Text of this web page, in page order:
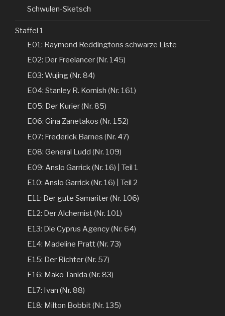
Schwulen-Sketsch
Staffel 1
E01: Raymond Reddingtons schwarze Liste
E02: Der Freelancer (Nr. 145)
E03: Wujing (Nr. 84)
E04: Stanley R. Kornish (Nr. 161)
E05: Der Kurier (Nr. 85)
E06: Gina Zanetakos (Nr. 152)
E07: Frederick Barnes (Nr. 47)
E08: General Ludd (Nr. 109)
E09: Anslo Garrick (Nr. 16) | Teil 1
E10: Anslo Garrick (Nr. 16) | Teil 2
E11: Der gute Samariter (Nr. 106)
E12: Der Alchemist (Nr. 101)
E13: Die Cyprus Agency (Nr. 64)
E14: Madeline Pratt (Nr. 73)
E15: Der Richter (Nr. 57)
E16: Mako Tanida (Nr. 83)
E17: Ivan (Nr. 88)
E18: Milton Bobbit (Nr. 135)